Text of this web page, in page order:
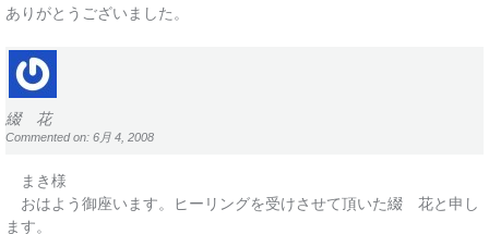
ありがとうございました。
綴 花
Commented on: 6月 4, 2008
まき様
おはよう御座います。ヒーリングを受けさせて頂いた綴 花と申し
ます。